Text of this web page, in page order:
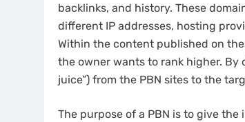
backlinks, and history. These
different IP addresses, hosting
Within the content published on
the owner wants to rank higher. By
juice”) from the PBN sites to the
The purpose of a PBN is to give